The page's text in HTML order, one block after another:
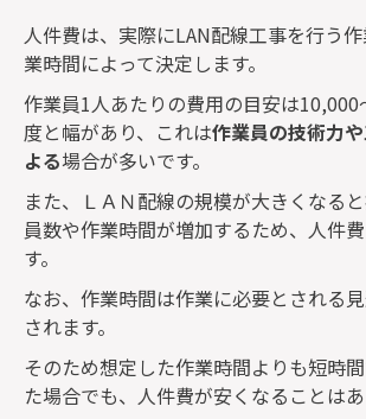
人件費は、実際にLAN配線工事を行う
業時間によって決定します。
作業員1人あたりの費用の目安は10,000
度と幅があり、これは作業員の技術力
よる場合が多いです。
また、ＬＡＮ配線の規模が大きくなる
員数や作業時間が増加するため、人件
す。
なお、作業時間は作業に必要とされる
されます。
そのため想定した作業時間よりも短時
た場合でも、人件費が安くなることはあ